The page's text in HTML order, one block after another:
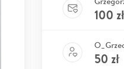
100 zł
50 zł